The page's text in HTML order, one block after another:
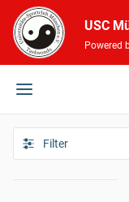
USC
Powered
Filter